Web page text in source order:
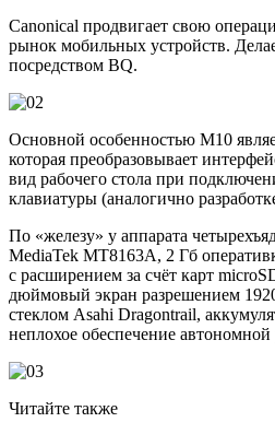
Canonical продвигает свою
рынок мобильных устройств.
посредством BQ.
Основной особенностью M10
которая преобразовывает
вид рабочего стола при
клавиатуры (аналогично
По «железу» у аппарата
MediaTek MT8163A, 2 Гб
с расширением за счёт карт
дюймовый экран разрешением
стеклом Asahi Dragontrail,
неплохое обеспечение автономной
Читайте также